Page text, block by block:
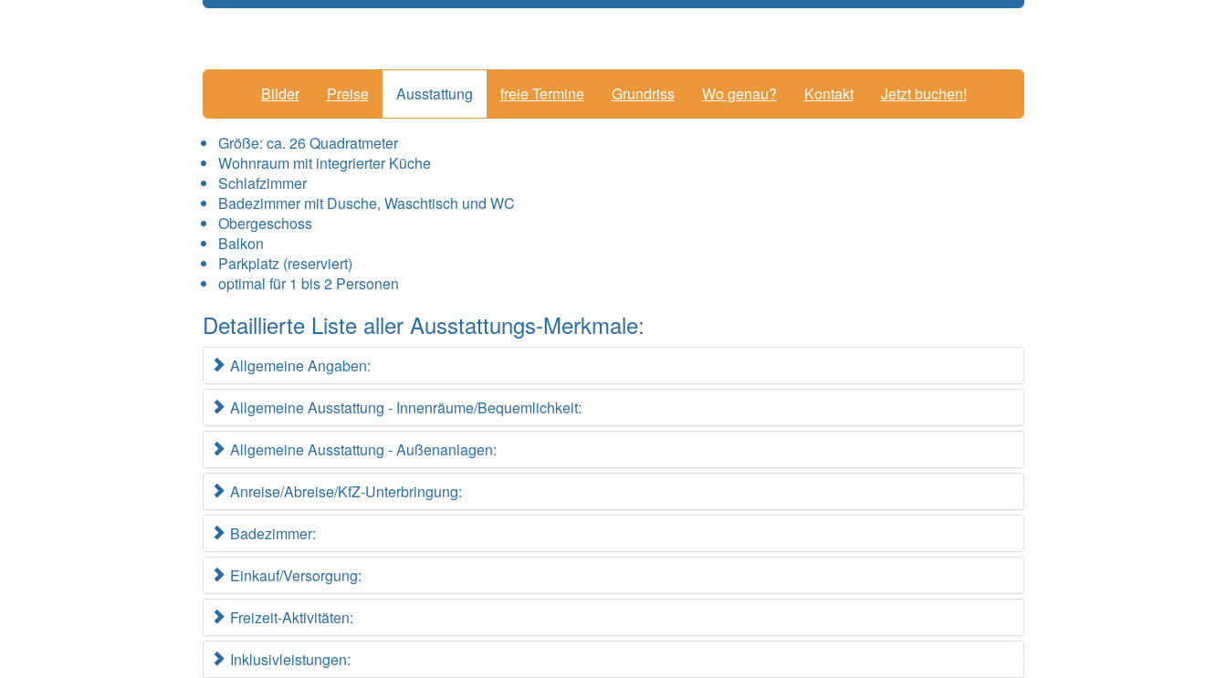
Bilder Preise Ausstattung freie Termine Grundriss Wo genau? Kontakt Jetzt buchen!
Größe: ca. 26 Quadratmeter
Wohnraum mit integrierter Küche
Schlafzimmer
Badezimmer mit Dusche, Waschtisch und WC
Obergeschoss
Balkon
Parkplatz (reserviert)
optimal für 1 bis 2 Personen
Detaillierte Liste aller Ausstattungs-Merkmale:
Allgemeine Angaben:
Allgemeine Ausstattung - Innenräume/Bequemlichkeit:
Allgemeine Ausstattung - Außenanlagen:
Anreise/Abreise/KfZ-Unterbringung:
Badezimmer:
Einkauf/Versorgung:
Freizeit-Aktivitäten:
Inklusivleistungen: